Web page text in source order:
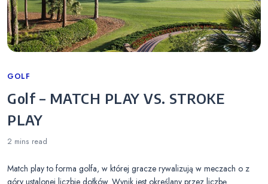
Categories
GOLF
Golf – MATCH PLAY VS. STROKE
PLAY
2 mins read
Match play to forma golfa, w której gracze rywalizują w meczach o z
góry ustalonej liczbie dołków. Wynik jest określany przez liczbę